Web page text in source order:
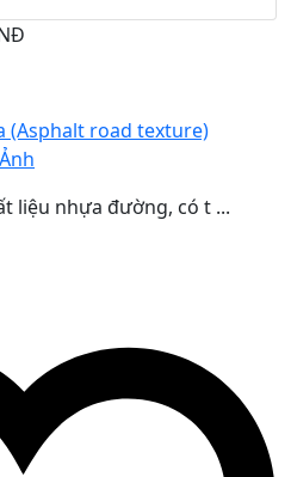
(Asphalt road texture)
liệu nhựa đường, có t ...